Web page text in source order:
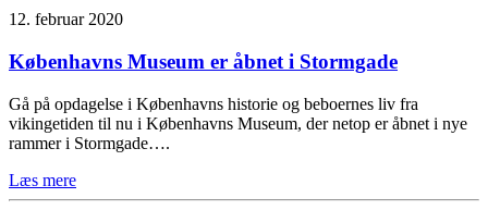
12. februar 2020
Københavns Museum er åbnet i Stormgade
Gå på opdagelse i Københavns historie og beboernes liv fra
vikingetiden til nu i Københavns Museum, der netop er åbnet i nye
rammer i Stormgade….
Læs mere